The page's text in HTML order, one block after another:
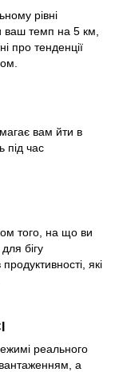
рівні
ваш темп на 5 км,
про тенденції
вам йти в
під час
того, на що ви
бігу
які
реального
а